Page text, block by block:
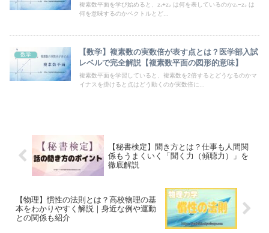
複素数平面を学び始めると、z₁+z₂ は何を表しているのかz₁−z₂ は
何を意味するのかベクトルとど...
数学
【数学】複素数の実数倍が表す点とは？医学部入試
レベルで完全解説【複素数平面の図形的意味】
複素数平面を学習していると、複素数を2倍するとどうなるのかマ
イナスを掛けると点はどう動くのか実数倍に...
【秘書検定】聞き方とは？仕事も人間関
係もうまくいく「聞く力（傾聴力）」を
徹底解説
【物理】慣性の法則とは？高校物理の基
本をわかりやすく解説｜身近な例や運動
との関係も紹介